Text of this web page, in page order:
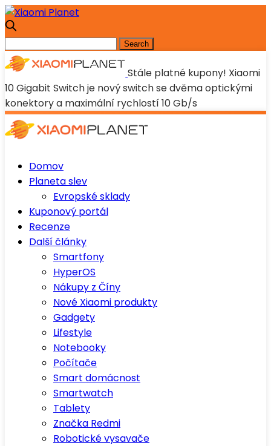
Stále platné kupony! Xiaomi
10 Gigabit Switch je nový switch se dvěma optickými
konektory a maximální rychlostí 10 Gb/s
Domov
Planeta slev
Evropské sklady
Kuponový portál
Recenze
Další články
Smartfony
HyperOS
Nákupy z Číny
Nové Xiaomi produkty
Gadgety
Lifestyle
Notebooky
Počítače
Smart domácnost
Smartwatch
Tablety
Značka Redmi
Robotické vysavače